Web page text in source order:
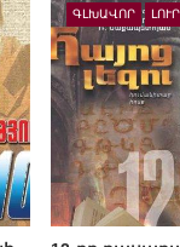
ԳԼԽԱՎՈՐ ԼՈՒՐ